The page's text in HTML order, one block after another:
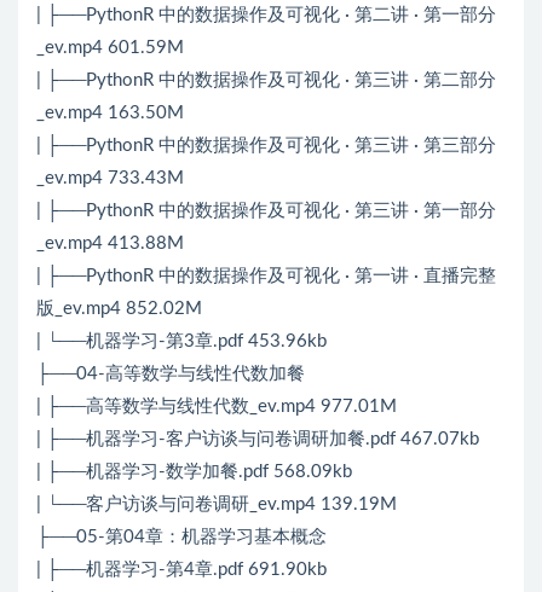
| ├──PythonR 中的数据操作及可视化 · 第二讲 · 第一部分
_ev.mp4 601.59M
| ├──PythonR 中的数据操作及可视化 · 第三讲 · 第二部分
_ev.mp4 163.50M
| ├──PythonR 中的数据操作及可视化 · 第三讲 · 第三部分
_ev.mp4 733.43M
| ├──PythonR 中的数据操作及可视化 · 第三讲 · 第一部分
_ev.mp4 413.88M
| ├──PythonR 中的数据操作及可视化 · 第一讲 · 直播完整
版_ev.mp4 852.02M
| └──机器学习-第3章.pdf 453.96kb
├──04-高等数学与线性代数加餐
| ├──高等数学与线性代数_ev.mp4 977.01M
| ├──机器学习-客户访谈与问卷调研加餐.pdf 467.07kb
| ├──机器学习-数学加餐.pdf 568.09kb
| └──客户访谈与问卷调研_ev.mp4 139.19M
├──05-第04章：机器学习基本概念
| ├──机器学习-第4章.pdf 691.90kb